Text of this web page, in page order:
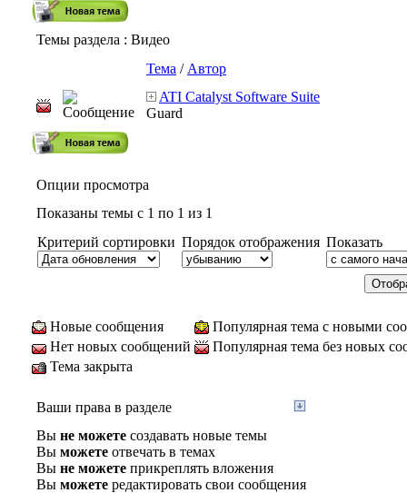
Темы раздела : Видео
Тема / Автор
ATI Catalyst Software Suite
Guard
Опции просмотра
Показаны темы с 1 по 1 из 1
Критерий сортировки Порядок отображения Показать
Новые сообщения
Популярная тема с новыми
Нет новых сообщений
Популярная тема без новых
Тема закрыта
Ваши права в разделе
Вы не можете создавать новые темы
Вы можете отвечать в темах
Вы не можете прикреплять вложения
Вы можете редактировать свои сообщения